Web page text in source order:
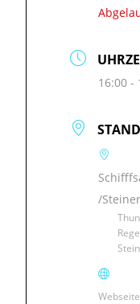
16:00 -
/
Webseite